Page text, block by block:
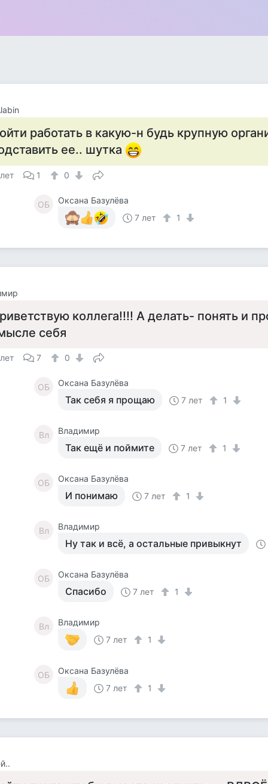
работать в какую-н будь крупную
ее.. шутка
1 0
ОБ
Оксана Базулёва
7 лет
1
коллега!!!! А делать- понять и
себя
7 0
ОБ Оксана Базулёва
Так себя я прощаю 7 лет 1
Вл Владимир
Так ещё и поймите 7 лет 1
ОБ Оксана Базулёва
И понимаю 7 лет 1
Вл Владимир
Ну так и всё, а остальные привыкнут
ОБ Оксана Базулёва
Спасибо 7 лет 1
Вл
Владимир
7 лет
1
ОБ
Оксана Базулёва
7 лет
1